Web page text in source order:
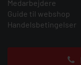
Medarbejdere
Guide til webshop
Handelsbetingelser